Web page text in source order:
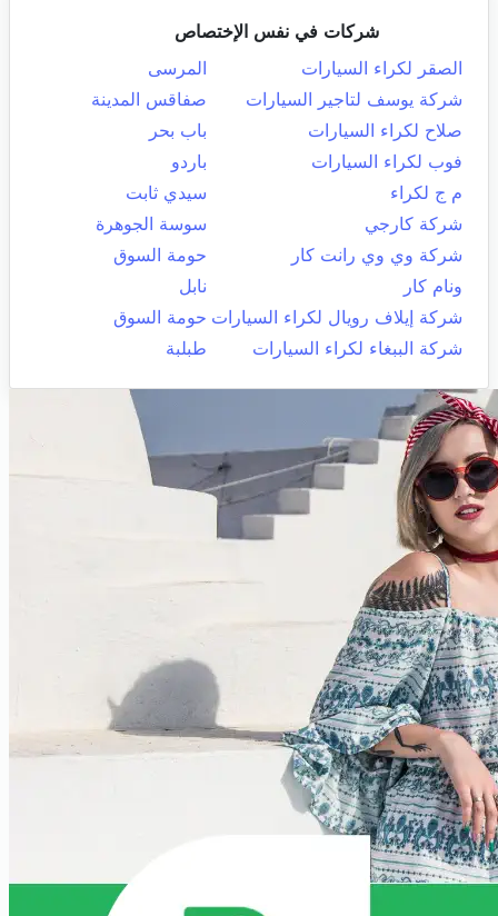
شركات في نفس الإختصاص
الصقر لكراء السيارات
المرسى
شركة يوسف لتاجير السيارات
صفاقس المدينة
صلاح لكراء السيارات
باب بحر
فوب لكراء السيارات
باردو
م ج لكراء
سيدي ثابت
شركة كارجي
سوسة الجوهرة
شركة وي وي رانت كار
حومة السوق
ونام كار
نابل
شركة إيلاف رويال لكراء السيارات حومة السوق
شركة الببغاء لكراء السيارات
طبلبة